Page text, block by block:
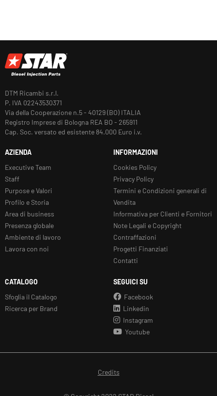
DTM Ricambi s.r.l.
P. IVA 02243530371
Via della Cooperazione n.5 - 40129 (BO) ITALIA
Registro Imprese di Bologna REA BO - 265911
Cap. Soc. versato ed esistente 84.000 Euro i.v.
AZIENDA
Executive Team
Staff
Purpose e Valori
Profilo e Storia
Area di business
Presenza globale
Ambiente di lavoro
Lavora con noi
INFORMAZIONI
Cookies Policy
Privacy Policy
Termini e Condizioni generali di
Vendita
Informativa per Clienti e Fornitori
Note Legali e Copyright
Contraffazioni
Progetti Finanziati
Contatti
CATALOGO
Sfoglia il Catalogo
Ricerca per Brand
SEGUICI SU
Facebook
Linkedin
Instagram
Youtube
Credits